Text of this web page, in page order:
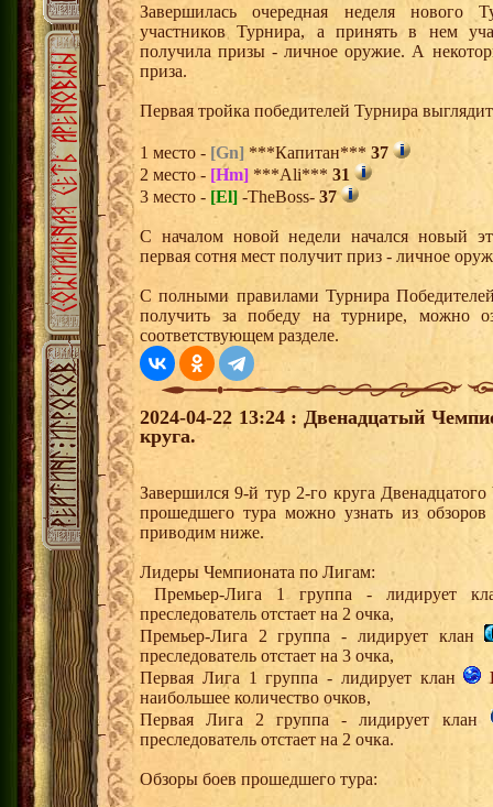
Завершилась очередная неделя нового
участников Турнира, а принять в нем
получила призы - личное оружие. А
приза.
Первая тройка победителей Турнира
1 место - [Gn] ***Капитан*** 37
2 место - [Hm] ***Ali*** 31
3 место - [El] -TheBoss- 37
С началом новой недели начался новый
первая сотня мест получит приз - личное
С полными правилами Турнира
получить за победу на турнире, можно
соответствующем разделе.
2024-04-22 13:24 : Двенадцатый
круга.
Завершился 9-й тур 2-го круга
прошедшего тура можно узнать из
приводим ниже.
Лидеры Чемпионата по Лигам:
Премьер-Лига 1 группа - лидирует
преследователь отстает на 2 очка,
Премьер-Лига 2 группа - лидирует клан
преследователь отстает на 3 очка,
Первая Лига 1 группа - лидирует клан
наибольшее количество очков,
Первая Лига 2 группа - лидирует клан
преследователь отстает на 2 очка.
Обзоры боев прошедшего тура: